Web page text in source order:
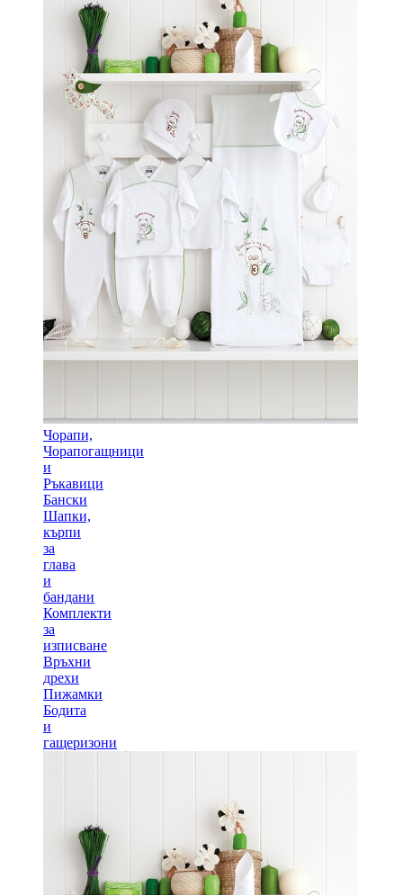
Чорапи,
Чорапогащници
и
Ръкавици
Бански
Шапки,
кърпи
за
глава
и
бандани
Комплекти
за
изписване
Връхни
дрехи
Пижамки
Бодита
и
гащеризони